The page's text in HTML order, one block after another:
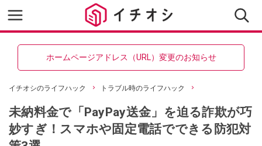
ホームページアドレス（URL）変更のお知らせ
イチオシのライフハック トラブル時のライフハック
未納料金で「PayPay送金」を迫る詐欺が巧
妙すぎ！スマホや固定電話でできる防犯対